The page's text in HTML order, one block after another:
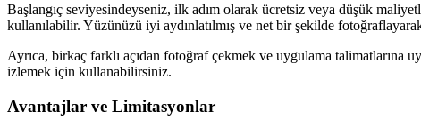
Başlangıç seviyesindeyseniz, ilk adım olarak ücretsiz veya düşük
kullanılabilir. Yüzünüzü iyi aydınlatılmış ve net bir şekilde
Ayrıca, birkaç farklı açıdan fotoğraf çekmek ve uygulama talimatlarına
izlemek için kullanabilirsiniz.
Avantajlar ve Limitasyonlar